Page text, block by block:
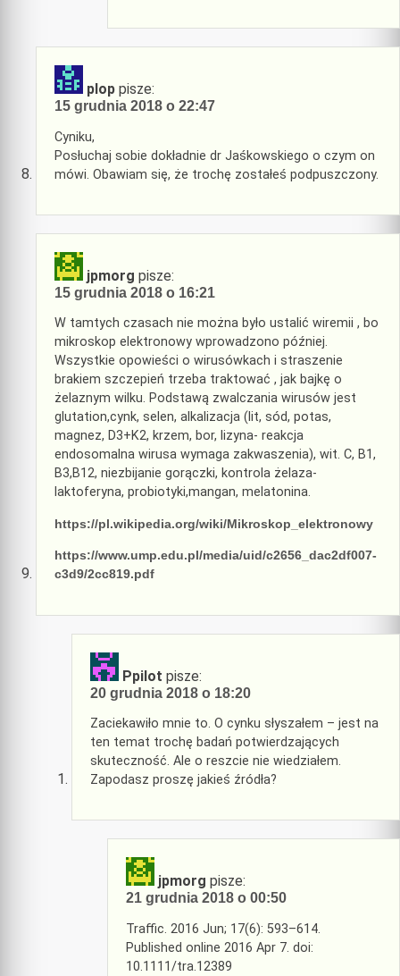
plop pisze:
15 grudnia 2018 o 22:47
Cyniku,
Posłuchaj sobie dokładnie dr Jaśkowskiego o czym on
mówi. Obawiam się, że trochę zostałeś podpuszczony.
jpmorg pisze:
15 grudnia 2018 o 16:21
W tamtych czasach nie można było ustalić wiremii , bo
mikroskop elektronowy wprowadzono później.
Wszystkie opowieści o wirusówkach i straszenie
brakiem szczepień trzeba traktować , jak bajkę o
żelaznym wilku. Podstawą zwalczania wirusów jest
glutation,cynk, selen, alkalizacja (lit, sód, potas,
magnez, D3+K2, krzem, bor, lizyna- reakcja
endosomalna wirusa wymaga zakwaszenia), wit. C, B1,
B3,B12, niezbijanie gorączki, kontrola żelaza-
laktoferyna, probiotyki,mangan, melatonina.
https://pl.wikipedia.org/wiki/Mikroskop_elektronowy
https://www.ump.edu.pl/media/uid/c2656_dac2df007-
c3d9/2cc819.pdf
Ppilot pisze:
20 grudnia 2018 o 18:20
Zaciekawiło mnie to. O cynku słyszałem – jest na
ten temat trochę badań potwierdzających
skuteczność. Ale o reszcie nie wiedziałem.
Zapodasz proszę jakieś źródła?
jpmorg pisze:
21 grudnia 2018 o 00:50
Traffic. 2016 Jun; 17(6): 593–614.
Published online 2016 Apr 7. doi:
10.1111/tra.12389